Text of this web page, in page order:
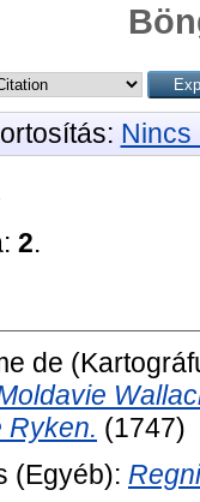
Nincs
2.
de
Ryken. (1747)
(Egyéb):